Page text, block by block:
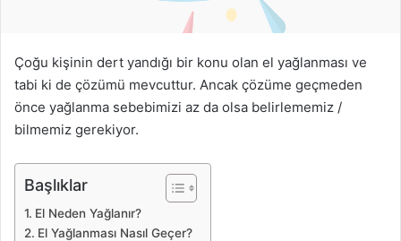
r
m
e
k
Çoğu kişinin dert yandığı bir konu olan el yağlanması ve
tabi ki de çözümü mevcuttur. Ancak çözüme geçmeden
önce yağlanma sebebimizi az da olsa belirlememiz /
bilmemiz gerekiyor.
Başlıklar
El Neden Yağlanır?
El Yağlanması Nasıl Geçer?